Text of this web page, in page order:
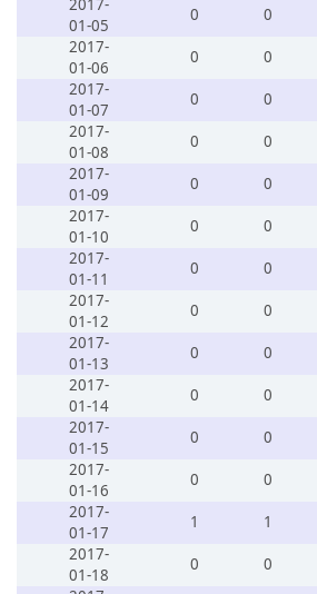
2017-
01-05
0 0
2017-
01-06
0 0
2017-
01-07
0 0
2017-
01-08
0 0
2017-
01-09
0 0
2017-
01-10
0 0
2017-
01-11
0 0
2017-
01-12
0 0
2017-
01-13
0 0
2017-
01-14
0 0
2017-
01-15
0 0
2017-
01-16
0 0
2017-
01-17
1 1
2017-
01-18
0 0